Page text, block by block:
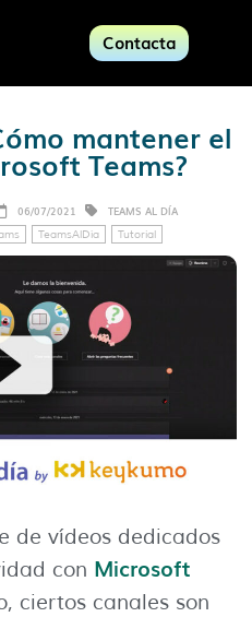
Contacta
mantener el
Teams?
06/07/2021 TEAMS AL DÍA
TeamsAlDía Tutorial
de vídeos dedicados
con Microsoft
ciertos canales son